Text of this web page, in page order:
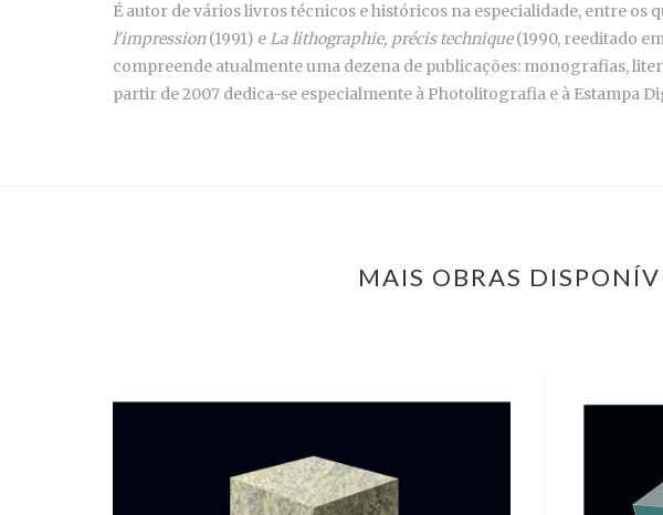
É autor de vários livros técnicos e históricos na especialidade, entre os
l'impression(1991) eLa lithographie, précis technique(1990, reeditado
compreende atualmente uma dezena de publicações: monografias,
partir de 2007 dedica-se especialmente à Photolitografia e à Estampa
MAIS OBRAS